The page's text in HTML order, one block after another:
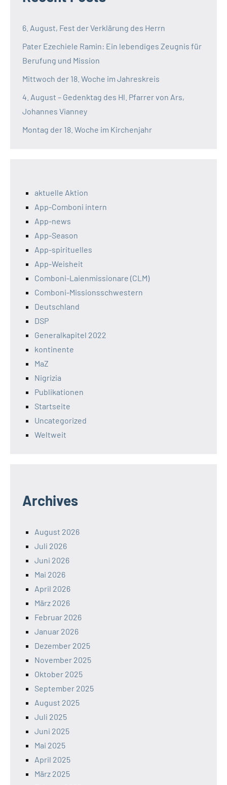
6. August, Fest der Verklärung des Herrn
Pater Ezechiele Ramin: Ein lebendiges Zeugnis für
Berufung und Mission
Mittwoch der 18. Woche im Jahreskreis
4. August – Gedenktag des Hl. Pfarrer von Ars,
Johannes Vianney
Montag der 18. Woche im Kirchenjahr
aktuelle Aktion
App-Comboni intern
App-news
App-Season
App-spirituelles
App-Weisheit
Comboni-Laienmissionare (CLM)
Comboni-Missionsschwestern
Deutschland
DSP
Generalkapitel 2022
kontinente
MaZ
Nigrizia
Publikationen
Startseite
Uncategorized
Weltweit
Archives
August 2026
Juli 2026
Juni 2026
Mai 2026
April 2026
März 2026
Februar 2026
Januar 2026
Dezember 2025
November 2025
Oktober 2025
September 2025
August 2025
Juli 2025
Juni 2025
Mai 2025
April 2025
März 2025